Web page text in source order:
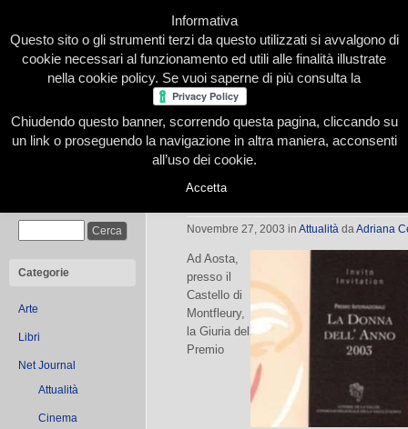
Home Presentazione Redazione Le nostre firme
Categorie
Arte
Libri
Net Journal
Attualità
Cinema
La donna dell’anno
Novembre 27, 2003 in Attualità daAdriana
Ad Aosta,
presso il
Castello di
Montfleury,
la Giuria del
Premio
Informativa
Questo sito o gli strumenti terzi da questo utilizzati si avvalgono di
cookie necessari al funzionamento ed utili alle finalità illustrate
nella cookie policy. Se vuoi saperne di più consulta la
Chiudendo questo banner, scorrendo questa pagina, cliccando su
un link o proseguendo la navigazione in altra maniera, acconsenti
all’uso dei cookie.
Accetta